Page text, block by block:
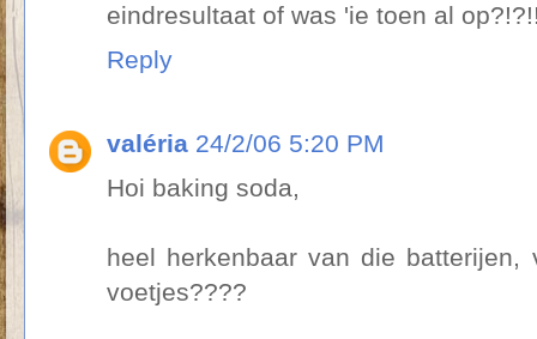
eindresultaat of was 'ie toen al
Reply
valéria 24/2/06 5:20 PM
Hoi baking soda,
heel herkenbaar van die
voetjes????